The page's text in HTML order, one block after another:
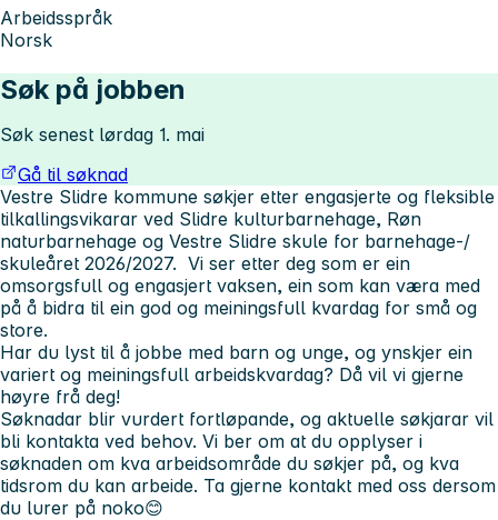
Arbeidsspråk
Norsk
Søk på jobben
Søk senest lørdag 1. mai
Gå til søknad
Vestre Slidre kommune søkjer etter engasjerte og fleksible
tilkallingsvikarar ved Slidre kulturbarnehage, Røn
naturbarnehage og Vestre Slidre skule for barnehage-/
skuleåret 2026/2027. Vi ser etter deg som er ein
omsorgsfull og engasjert vaksen, ein som kan væra med
på å bidra til ein god og meiningsfull kvardag for små og
store.
Har du lyst til å jobbe med barn og unge, og ynskjer ein
variert og meiningsfull arbeidskvardag? Då vil vi gjerne
høyre frå deg!
Søknadar blir vurdert fortløpande, og aktuelle søkjarar vil
bli kontakta ved behov. Vi ber om at du opplyser i
søknaden om kva arbeidsområde du søkjer på, og kva
tidsrom du kan arbeide. Ta gjerne kontakt med oss dersom
du lurer på noko😊